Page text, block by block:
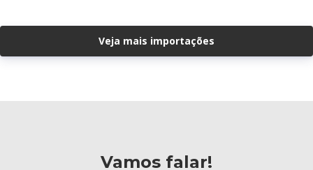
Veja mais importações
Vamos falar!